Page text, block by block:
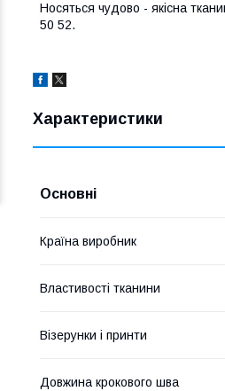
Носяться чудово - якісна
50 52.
Характеристики
Основні
Країна виробник
Властивості тканини
Візерунки і принти
Довжина крокового шва